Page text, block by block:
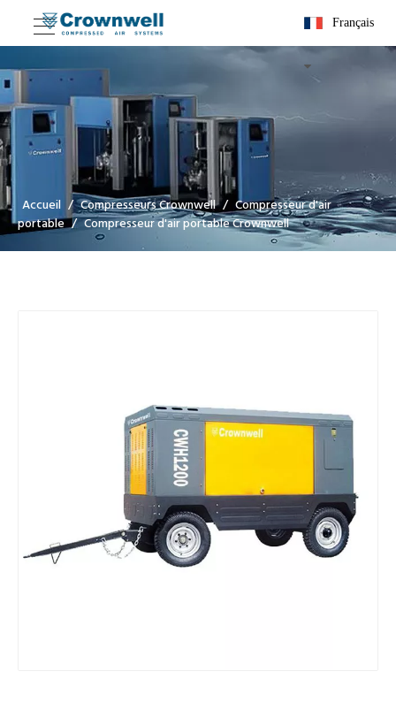
Français
Accueil / Compresseurs Crownwell / Compresseur d'air
portable / Compresseur d'air portable Crownwell